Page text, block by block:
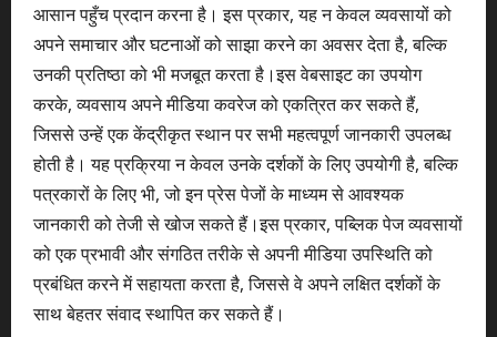
आसान पहुँच प्रदान करना है। इस प्रकार, यह न केवल व्यवसायों को
अपने समाचार और घटनाओं को साझा करने का अवसर देता है, बल्कि
उनकी प्रतिष्ठा को भी मजबूत करता है।इस वेबसाइट का उपयोग
करके, व्यवसाय अपने मीडिया कवरेज को एकत्रित कर सकते हैं,
जिससे उन्हें एक केंद्रीकृत स्थान पर सभी महत्वपूर्ण जानकारी उपलब्ध
होती है। यह प्रक्रिया न केवल उनके दर्शकों के लिए उपयोगी है, बल्कि
पत्रकारों के लिए भी, जो इन प्रेस पेजों के माध्यम से आवश्यक
जानकारी को तेजी से खोज सकते हैं।इस प्रकार, पब्लिक पेज व्यवसायों
को एक प्रभावी और संगठित तरीके से अपनी मीडिया उपस्थिति को
प्रबंधित करने में सहायता करता है, जिससे वे अपने लक्षित दर्शकों के
साथ बेहतर संवाद स्थापित कर सकते हैं।